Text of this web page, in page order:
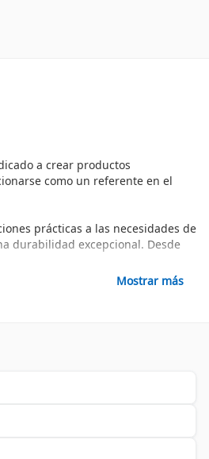
a crear productos
como un referente en el
prácticas a las necesidades de
durabilidad excepcional. Desde
competidor formidable,
a su capacidad para anticiparse a
Mostrar más